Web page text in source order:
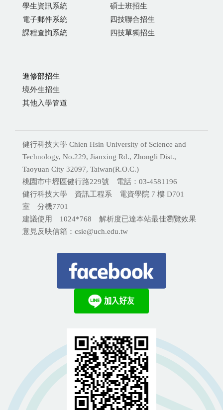
學生資訊系統
電子郵件系統
課程查詢系統
碩士班招生
四技聯合招生
四技單獨招生
進修部招生
境外生招生
其他入學管道
健行科技大學 Chien Hsin University of Science and
Technology, No.229, Jianxing Rd., Zhongli Dist.,
Taoyuan City 32097, Taiwan(R.O.C.)
桃園市中壢區健行路229號 電話：03-4581196
健行科技大學 資訊工程系 電資學院 7 樓 D701
室 分機7701
建議使用 1024*768 解析度已達本站最佳瀏覽效果
意見反映信箱：csie@uch.edu.tw